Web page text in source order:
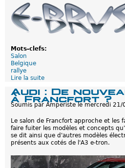
:
)
y
b
r
i
d
s
r
g
e
b
l
e
s
F
Mots-clefs:
Salon
Belgique
rallye
Lire la suite
L
e
s
4
e
t
1
S
Audi : De
à Francfort ?
Soumis par Amperiste le mercredi 21/
Le salon de Francfort approche et les
faire fuiter les modèles et concepts
se dit ainsi que d'autres modèles
présents aux cotés de l'A3 e-tron.